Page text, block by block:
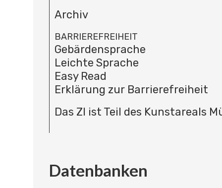
Archiv
BARRIEREFREIHEIT
Gebärdensprache
Leichte Sprache
Easy Read
Erklärung zur Barrierefreiheit
Das ZI ist Teil des Kunstareals
Datenbanken